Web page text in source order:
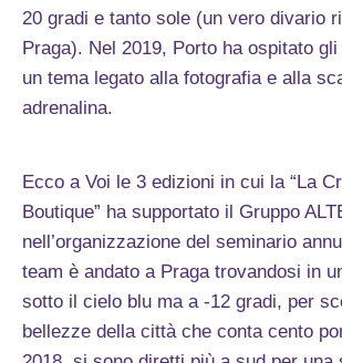
20 gradi e tanto sole (un vero divario
Praga). Nel 2019, Porto ha ospitato
un tema legato alla fotografia e alla
adrenalina.
Ecco a Voi le 3 edizioni in cui la “La
Boutique” ha supportato il Gruppo
nell’organizzazione del seminario
team è andato a Praga trovandosi in
sotto il cielo blu ma a -12 gradi, per
bellezze della città che conta cento